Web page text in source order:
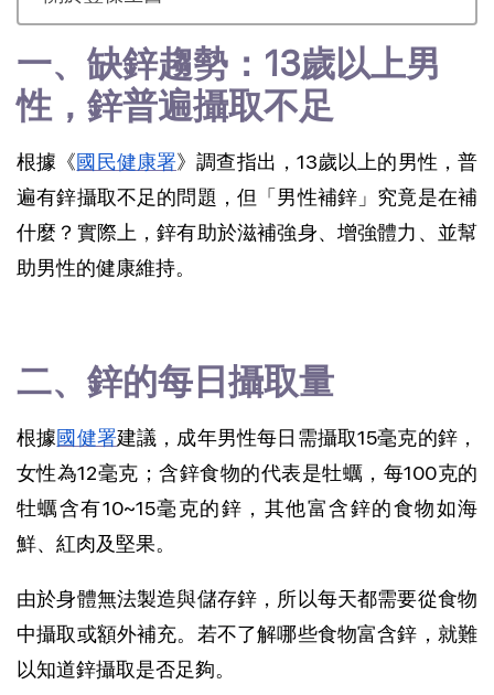
一、缺鋅趨勢：13歲以上男
性，鋅普遍攝取不足
根據《國民健康署》調查指出，13歲以上的男性，普
遍有鋅攝取不足的問題，但「男性補鋅」究竟是在補
什麼？實際上，鋅有助於滋補強身、增強體力、並幫
助男性的健康維持。
二、鋅的每日攝取量
根據國健署建議，成年男性每日需攝取15毫克的鋅，
女性為12毫克；含鋅食物的代表是牡蠣，每100克的
牡蠣含有10~15毫克的鋅，其他富含鋅的食物如海
鮮、紅肉及堅果。
由於身體無法製造與儲存鋅，所以每天都需要從食物
中攝取或額外補充。若不了解哪些食物富含鋅，就難
以知道鋅攝取是否足夠。